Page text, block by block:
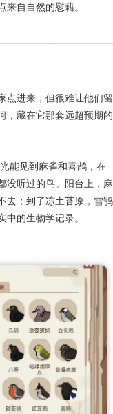
自自然的慰藉。
点进来，但很难让他们留
，藏在它那套远超预期的
能见到麻雀和喜鹊，在
没听过的鸟。阳台上，麻
去；到了冻土苔原，雪鸮
的生物学记录。